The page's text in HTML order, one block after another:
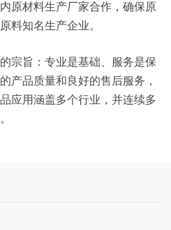
原材料生产厂家合作，确保原
料知名生产企业。
宗旨：专业是基础、服务是保
产品质量和良好的售后服务，
应用涵盖多个行业，并连续多